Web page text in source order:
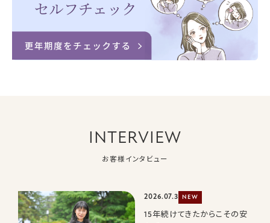
INTERVIEW
お客様インタビュー
2026.07.3 NEW
15年続けてきたからこその安